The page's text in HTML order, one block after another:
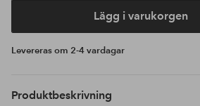
Lägg i varukorgen
Levereras om 2-4 vardagar
Produktbeskrivning